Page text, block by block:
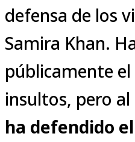
defensa de los
Samira Khan.
públicamente
insultos, pero
ha defendido